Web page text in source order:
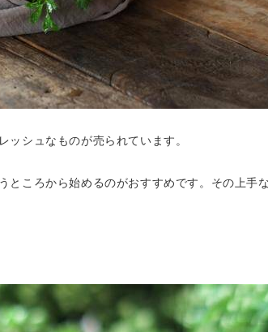
ッシュなものが売られています。
ところから始めるのがおすすめです。その上手